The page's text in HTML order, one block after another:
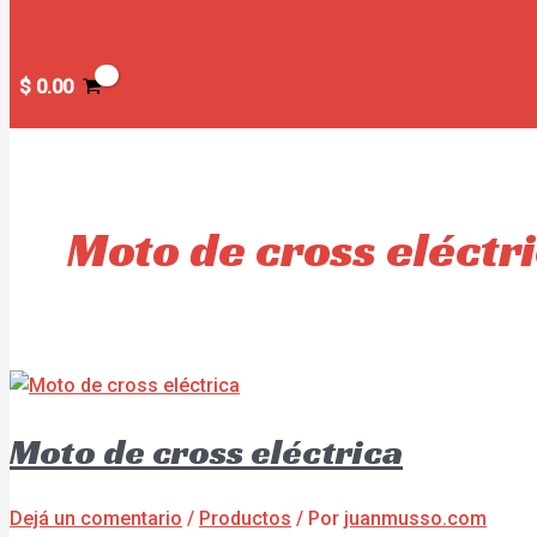
$ 0.00
Moto de cross
Moto de cross eléctrica
Dejá un comentario / Productos / Por juanmusso.com